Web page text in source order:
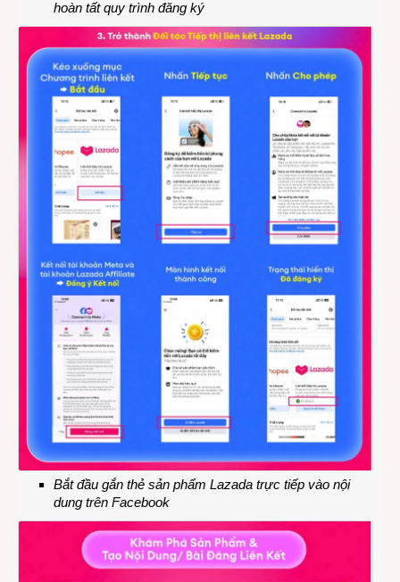
hoàn tất quy trình đăng ký
Bắt đầu gắn thẻ sản phẩm Lazada trực tiếp vào nội
dung trên Facebook